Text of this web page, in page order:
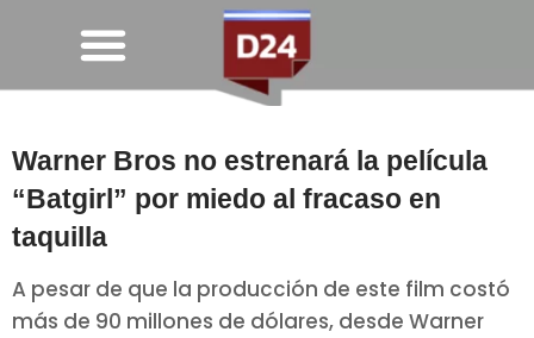
Warner Bros no estrenará la película
“Batgirl” por miedo al fracaso en
taquilla
A pesar de que la producción de este film costó
más de 90 millones de dólares, desde Warner